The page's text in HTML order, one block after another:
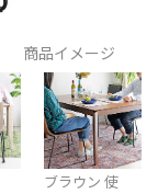
商品イメージ
ブラウン 使